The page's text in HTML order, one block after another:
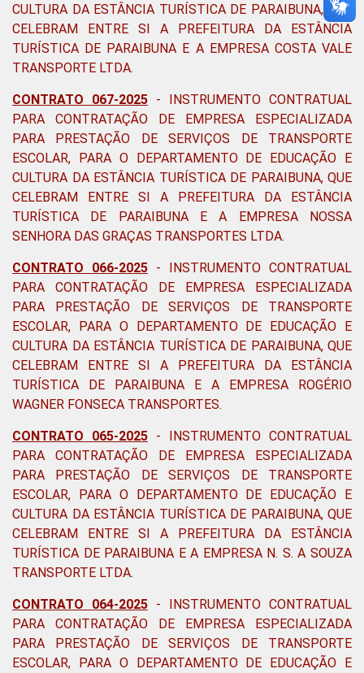
CULTURA DA ESTÂNCIA TURÍSTICA DE PARAIBUNA, QUE
CELEBRAM ENTRE SI A PREFEITURA DA ESTÂNCIA
TURÍSTICA DE PARAIBUNA E A EMPRESA COSTA VALE
TRANSPORTE LTDA.
CONTRATO 067-2025 - INSTRUMENTO CONTRATUAL
PARA CONTRATAÇÃO DE EMPRESA ESPECIALIZADA
PARA PRESTAÇÃO DE SERVIÇOS DE TRANSPORTE
ESCOLAR, PARA O DEPARTAMENTO DE EDUCAÇÃO E
CULTURA DA ESTÂNCIA TURÍSTICA DE PARAIBUNA, QUE
CELEBRAM ENTRE SI A PREFEITURA DA ESTÂNCIA
TURÍSTICA DE PARAIBUNA E A EMPRESA NOSSA
SENHORA DAS GRAÇAS TRANSPORTES LTDA.
CONTRATO 066-2025 - INSTRUMENTO CONTRATUAL
PARA CONTRATAÇÃO DE EMPRESA ESPECIALIZADA
PARA PRESTAÇÃO DE SERVIÇOS DE TRANSPORTE
ESCOLAR, PARA O DEPARTAMENTO DE EDUCAÇÃO E
CULTURA DA ESTÂNCIA TURÍSTICA DE PARAIBUNA, QUE
CELEBRAM ENTRE SI A PREFEITURA DA ESTÂNCIA
TURÍSTICA DE PARAIBUNA E A EMPRESA ROGÉRIO
WAGNER FONSECA TRANSPORTES.
CONTRATO 065-2025 - INSTRUMENTO CONTRATUAL
PARA CONTRATAÇÃO DE EMPRESA ESPECIALIZADA
PARA PRESTAÇÃO DE SERVIÇOS DE TRANSPORTE
ESCOLAR, PARA O DEPARTAMENTO DE EDUCAÇÃO E
CULTURA DA ESTÂNCIA TURÍSTICA DE PARAIBUNA, QUE
CELEBRAM ENTRE SI A PREFEITURA DA ESTÂNCIA
TURÍSTICA DE PARAIBUNA E A EMPRESA N. S. A SOUZA
TRANSPORTE LTDA.
CONTRATO 064-2025 - INSTRUMENTO CONTRATUAL
PARA CONTRATAÇÃO DE EMPRESA ESPECIALIZADA
PARA PRESTAÇÃO DE SERVIÇOS DE TRANSPORTE
ESCOLAR, PARA O DEPARTAMENTO DE EDUCAÇÃO E